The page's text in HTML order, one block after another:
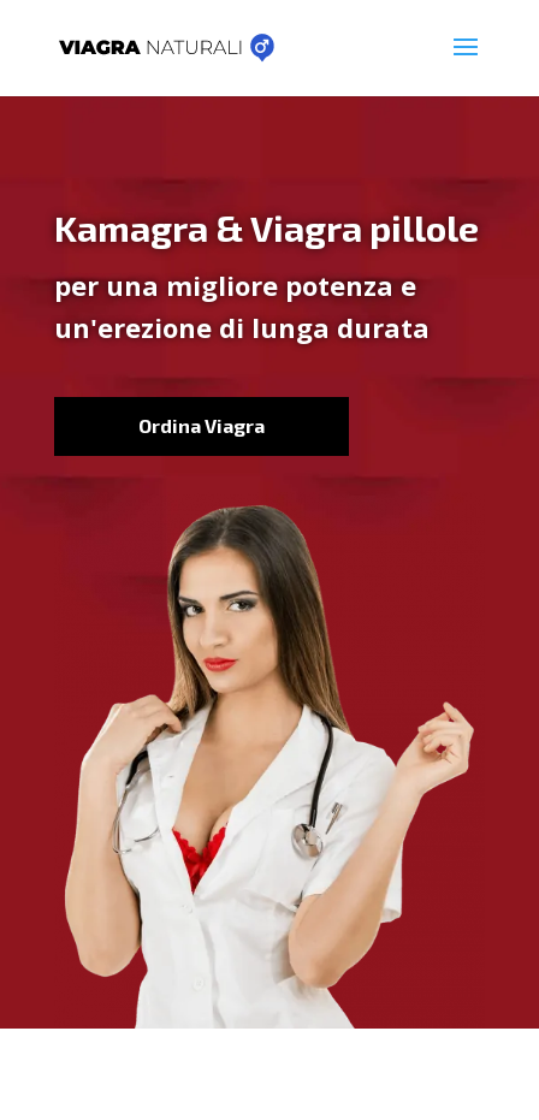
Kamagra & Viagra pillole
per una migliore potenza e
un'erezione di lunga durata
Ordina Viagra